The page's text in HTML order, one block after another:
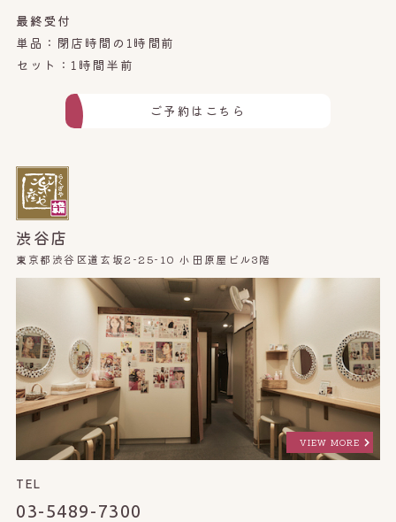
最終受付
単品：閉店時間の1時間前
セット：1時間半前
ご予約はこちら
渋谷店
東京都渋谷区道玄坂2-25-10 小田原屋ビル3階
VIEW MORE
TEL
03-5489-7300